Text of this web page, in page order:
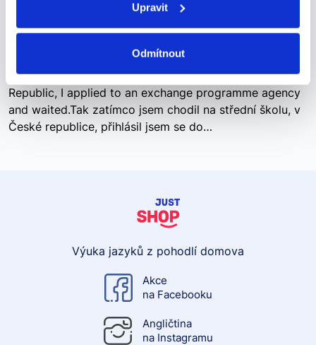
Upravit
Odmítnout
Pojďme se podívat na správné řešení
So while I was attending high school in the Czech
Republic, I applied to an exchange programme agency
and waited.Tak zatímco jsem chodil na střední školu, v
České republice, přihlásil jsem se do…
Výuka jazyků z pohodlí domova
Akce
na Facebooku
Angličtina
na Instagramu